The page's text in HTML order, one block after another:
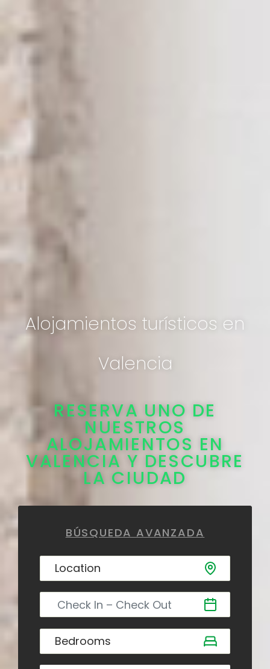
Alojamientos turísticos en
Valencia
RESERVA UNO DE
NUESTROS
ALOJAMIENTOS EN
VALENCIA Y DESCUBRE
LA CIUDAD
BÚSQUEDA AVANZADA